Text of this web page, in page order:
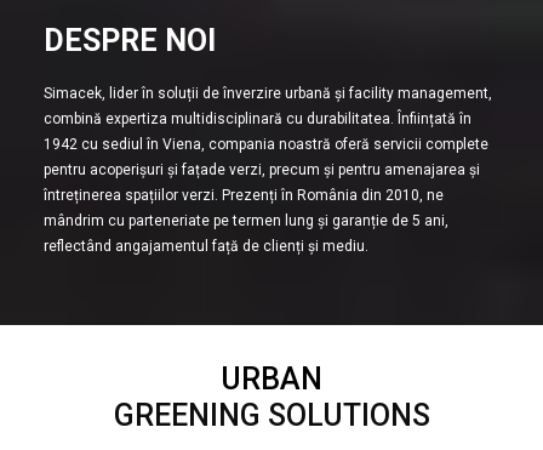
DESPRE NOI
Simacek, lider în soluții de înverzire urbană și facility management,
combină expertiza multidisciplinară cu durabilitatea. Înființată în
1942 cu sediul în Viena, compania noastră oferă servicii complete
pentru acoperișuri și fațade verzi, precum și pentru amenajarea și
întreținerea spațiilor verzi. Prezenți în România din 2010, ne
mândrim cu parteneriate pe termen lung și garanție de 5 ani,
reflectând angajamentul față de clienți și mediu.
URBAN
GREENING SOLUTIONS